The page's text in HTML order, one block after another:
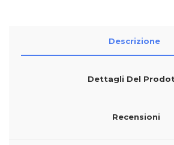
Descrizione
Dettagli Del
Recensioni